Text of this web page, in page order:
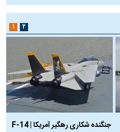
جنگنده شکاری رهگیر آمریکا | F-14
۱ ۲